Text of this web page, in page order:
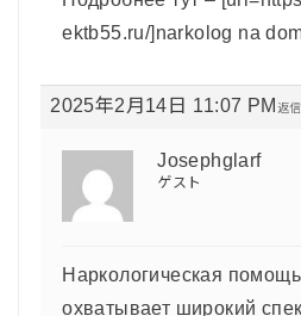
ektb55.ru/]narkolog na
2025年2月14日 11:07 PM 返信
Josephglarf
ゲスト
Наркологическая
охватывает широкий